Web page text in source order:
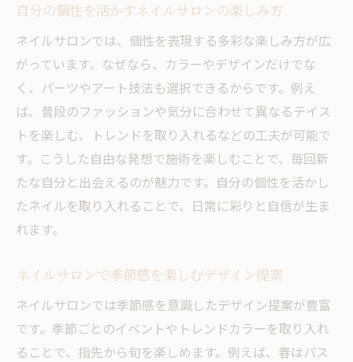
自分の個性を活かすネイルサロンの楽しみ方
ネイルサロンでは、個性を表現する多彩な楽しみ方が広
がっています。なぜなら、カラーやデザインだけでな
く、パーツやアート技法も選択できるからです。例え
ば、普段のファッションや気分に合わせて異なるテイス
トを楽しむ、トレンドを取り入れるなどの工夫が可能で
す。こうした自由な発想で施術を楽しむことで、毎回新
たな自分と出会えるのが魅力です。自分の個性を活かし
たネイルを取り入れることで、日常に彩りと自信が生ま
れます。
ネイルサロンで季節感を楽しむデザイン提案
ネイルサロンでは季節感を意識したデザイン提案が豊富
です。季節ごとのイベントやトレンドカラーを取り入れ
ることで、指先から旬を楽しめます。例えば、春はパス